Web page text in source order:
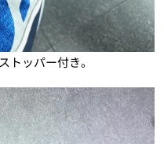
トッパー付き。